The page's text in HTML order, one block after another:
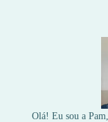
Olá! Eu sou a